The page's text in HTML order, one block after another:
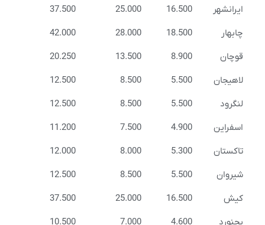
ایرانشهر
16.500
25.000
37.500
چابهار
18.500
28.000
42.000
قوچان
8.900
13.500
20.250
لاهیجان
5.500
8.500
12.500
لنگرود
5.500
8.500
12.500
اسفراین
4.900
7.500
11.200
تاکستان
5.300
8.000
12.000
شیروان
5.500
8.500
12.500
کیش
16.500
25.000
37.500
بجنورد
4.600
7.000
10.500